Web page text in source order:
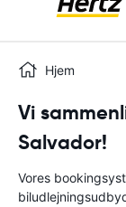
Hjem
Vi
Salvador!
Vores